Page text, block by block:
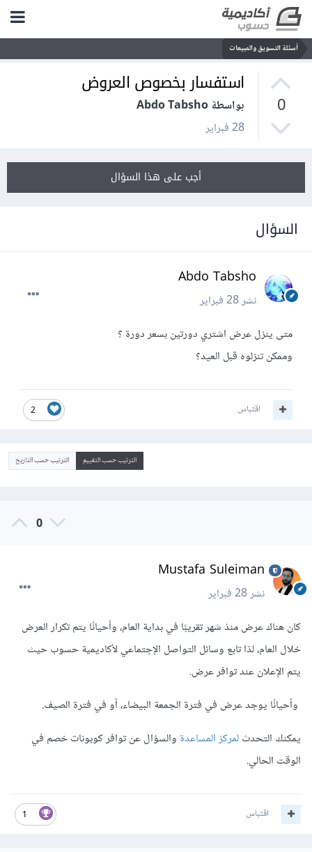
أسئلة التسويق والمبيعات
0
استفسار بخصوص العروض
بواسطة Abdo Tabsho
28 فبراير
أجب على هذا السؤال
السؤال
Abdo Tabsho
نشر28 فبراير
متى ينزل عرض اشتري دورتين بسعر دورة ؟
وممكن تنزلوه قبل العيد؟
2 اقتباس
الترتيب حسب التقييم الترتيب حسب التاريخ
0
Mustafa Suleiman
نشر28 فبراير
كان هناك عرض منذ شهر تقريبًا في بداية العام، وأحيانًا يتم تكرار العرض
خلال العام، لذا تابع وسائل التواصل الإجتماعي لأكاديمية حسوب حيث
يتم الإعلان عند توافر عرض.
وأحيانًا يوجد عرض في فترة الجمعة البيضاء، أو في فترة الصيف.
يمكنك التحدثلمركز المساعدةوالسؤال عن توافر كوبونات خصم في
الوقت الحالي.
1 اقتباس